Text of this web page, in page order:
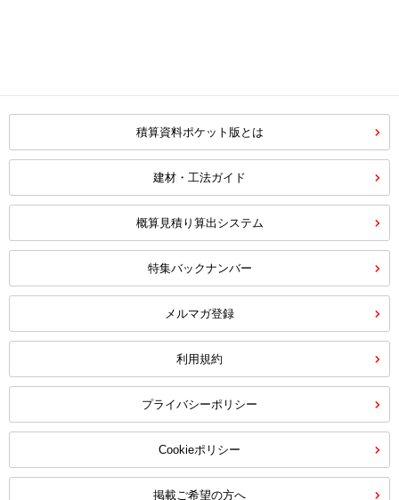
積算資料ポケット版とは
建材・工法ガイド
概算見積り算出システム
特集バックナンバー
メルマガ登録
利用規約
プライバシーポリシー
Cookieポリシー
掲載ご希望の方へ